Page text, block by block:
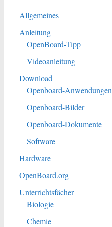
Allgemeines
Anleitung
OpenBoard-Tipp
Videoanleitung
Download
Openboard-Anwendungen
Openboard-Bilder
Openboard-Dokumente
Software
Hardware
OpenBoard.org
Unterrichtsfächer
Biologie
Chemie